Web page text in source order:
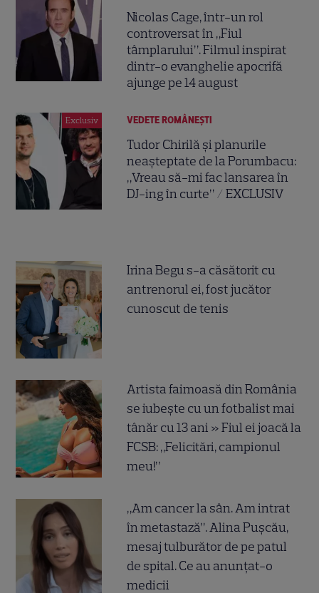
Nicolas Cage, într-un rol
controversat în „Fiul
tâmplarului”. Filmul inspirat
dintr-o evanghelie apocrifă
ajunge pe 14 august
Exclusiv VEDETE ROMÂNEŞTI
Tudor Chirilă și planurile
neașteptate de la Porumbacu:
„Vreau să-mi fac lansarea în
DJ-ing în curte” / EXCLUSIV
Irina Begu s-a căsătorit cu
antrenorul ei, fost jucător
cunoscut de tenis
Artista faimoasă din România
se iubește cu un fotbalist mai
tânăr cu 13 ani » Fiul ei joacă la
FCSB: „Felicitări, campionul
meu!”
„Am cancer la sân. Am intrat
în metastază”. Alina Pușcău,
mesaj tulburător de pe patul
de spital. Ce au anunțat-o
medicii